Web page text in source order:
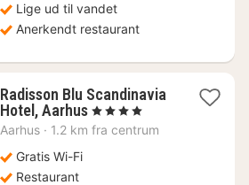
Lige ud til vandet
Anerkendt restaurant
Radisson Blu Scandinavia
Hotel, Aarhus1
nat
, 4 Stjerner
Aarhus · 1.2 km fra centrum
Gratis Wi-Fi
Restaurant